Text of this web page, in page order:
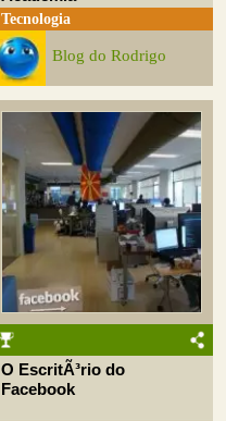
Tecnologia
Blog do Rodrigo
O EscritÃ³rio do
Facebook